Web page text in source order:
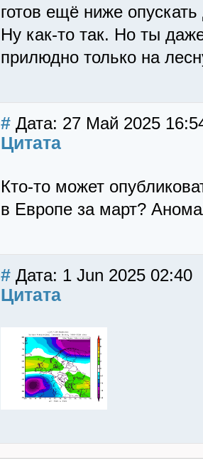
готов ещё ниже
Ну как-то так. Но ты
прилюдно только на
# Дата: 27 Май 2025
Цитата
Кто-то может
в Европе за март?
# Дата: 1 Jun 2025 02:40
Цитата